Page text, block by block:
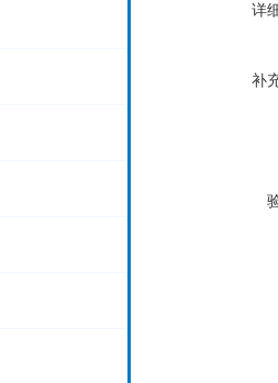
详
补